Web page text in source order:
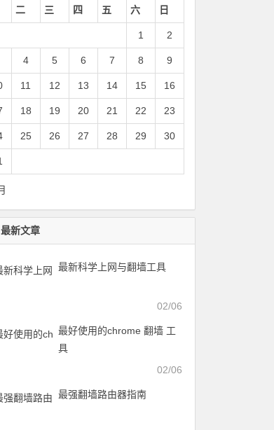
二 三 四 五 六 日
1 2
4 5 6 7 8 9
11 12 13 14 15 16
18 19 20 21 22 23
25 26 27 28 29 30
最新文章
最新科学上网与翻墙工具
02/06
最好使用的chrome 翻墙 工
具
02/06
最强翻墙路由器指南